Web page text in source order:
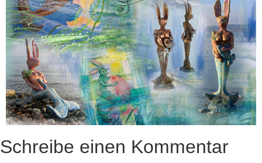
Schreibe einen Kommentar